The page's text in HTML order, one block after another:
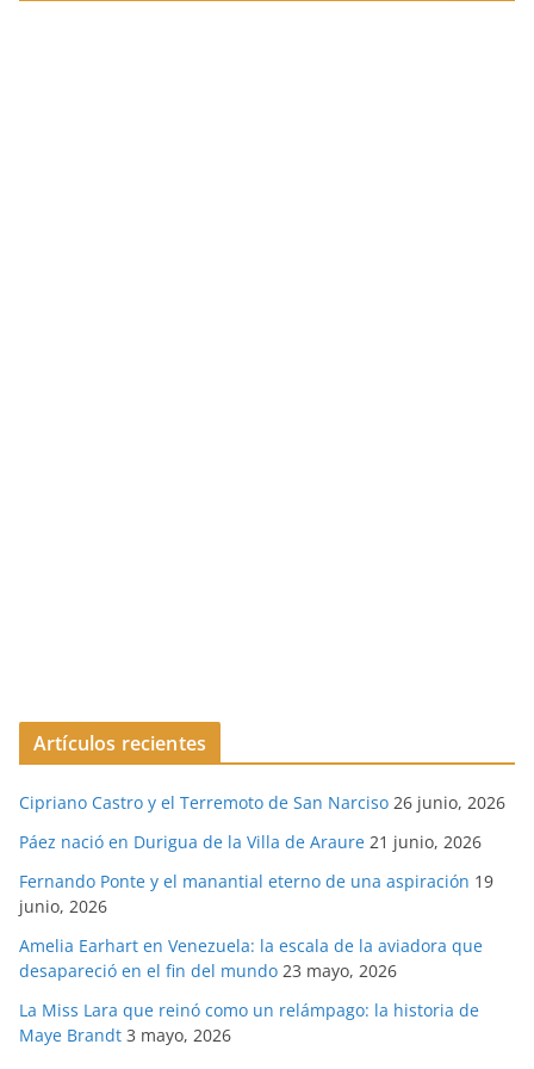
Artículos recientes
Cipriano Castro y el Terremoto de San Narciso 26 junio, 2026
Páez nació en Durigua de la Villa de Araure 21 junio, 2026
Fernando Ponte y el manantial eterno de una aspiración 19
junio, 2026
Amelia Earhart en Venezuela: la escala de la aviadora que
desapareció en el fin del mundo 23 mayo, 2026
La Miss Lara que reinó como un relámpago: la historia de
Maye Brandt 3 mayo, 2026